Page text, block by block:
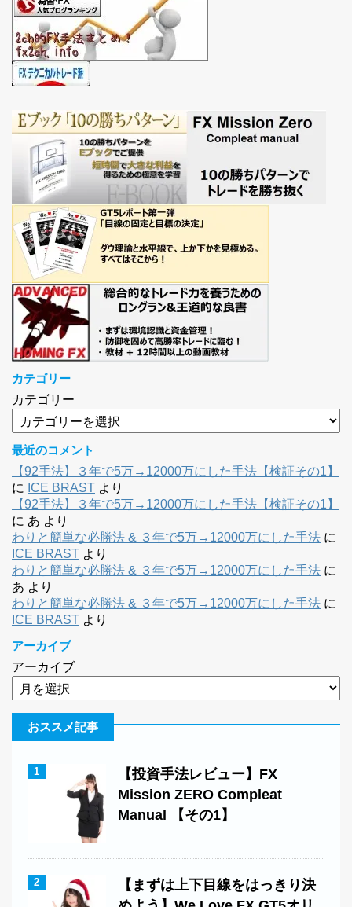
カテゴリー
カテゴリー
最近のコメント
【92手法】３年で5万→12000万にした手法【検証その1】
に ICE BRAST より
【92手法】３年で5万→12000万にした手法【検証その1】
に あ より
わりと簡単な必勝法 & ３年で5万→12000万にした手法 に
ICE BRAST より
わりと簡単な必勝法 & ３年で5万→12000万にした手法 に
あ より
わりと簡単な必勝法 & ３年で5万→12000万にした手法 に
ICE BRAST より
アーカイブ
アーカイブ
おススメ記事
1
【投資手法レビュー】FX
Mission ZERO Compleat
Manual 【その1】
2
【まずは上下目線をはっきり決